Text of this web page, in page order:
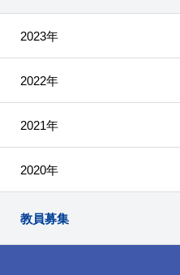
2023年
2022年
2021年
2020年
教員募集